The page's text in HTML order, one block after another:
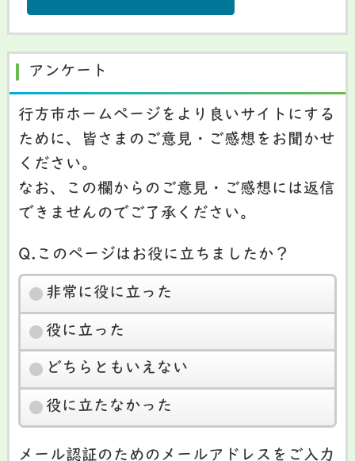
アンケート
行方市ホームページをより良いサイトにする
ために、皆さまのご意見・ご感想をお聞かせ
ください。
なお、この欄からのご意見・ご感想には返信
できませんのでご了承ください。
Q.このページはお役に立ちましたか？
非常に役に立った
役に立った
どちらともいえない
役に立たなかった
メール認証のためのメールアドレスをご入力